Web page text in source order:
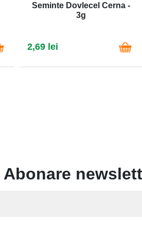
Seminte Dovlecel Cerna -
3g
2,69 lei
Abonare